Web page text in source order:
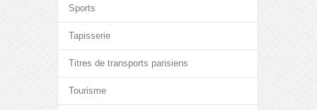
Sports
Tapisserie
Titres de transports parisiens
Tourisme